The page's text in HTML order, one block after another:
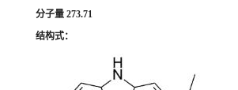
分子量 273.71
结构式：